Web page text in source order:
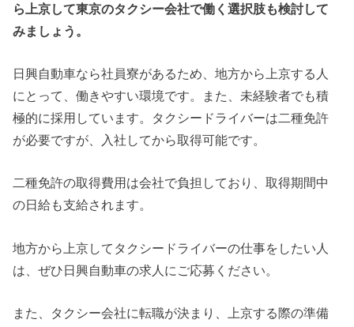
ら上京して東京のタクシー会社で働く選択肢も検討して
みましょう。
日興自動車なら社員寮があるため、地方から上京する人
にとって、働きやすい環境です。また、未経験者でも積
極的に採用しています。タクシードライバーは二種免許
が必要ですが、入社してから取得可能です。
二種免許の取得費用は会社で負担しており、取得期間中
の日給も支給されます。
地方から上京してタクシードライバーの仕事をしたい人
は、ぜひ日興自動車の求人にご応募ください。
また、タクシー会社に転職が決まり、上京する際の準備